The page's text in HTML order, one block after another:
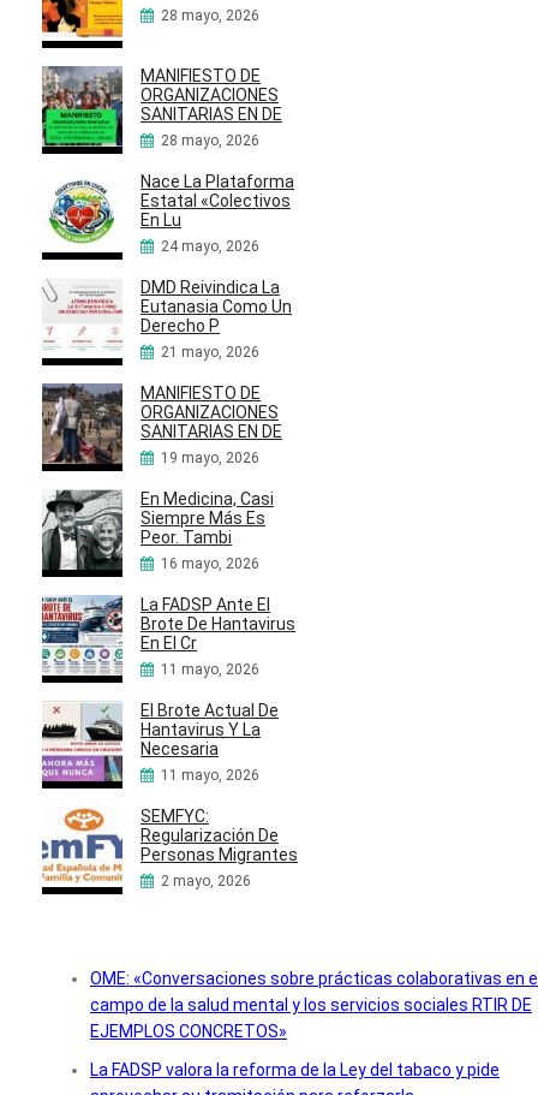
28 mayo, 2026
MANIFIESTO DE
ORGANIZACIONES
SANITARIAS EN DE
28 mayo, 2026
Nace La Plataforma
Estatal «Colectivos
En Lu
24 mayo, 2026
DMD Reivindica La
Eutanasia Como Un
Derecho P
21 mayo, 2026
MANIFIESTO DE
ORGANIZACIONES
SANITARIAS EN DE
19 mayo, 2026
En Medicina, Casi
Siempre Más Es
Peor. Tambi
16 mayo, 2026
La FADSP Ante El
Brote De Hantavirus
En El Cr
11 mayo, 2026
El Brote Actual De
Hantavirus Y La
Necesaria
11 mayo, 2026
SEMFYC:
Regularización De
Personas Migrantes
2 mayo, 2026
OME: «Conversaciones sobre prácticas colaborativas en
campo de la salud mental y los servicios sociales RTIR DE
EJEMPLOS CONCRETOS»
La FADSP valora la reforma de la Ley del tabaco y pide